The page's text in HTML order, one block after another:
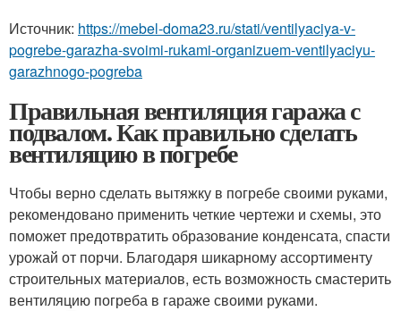
Источник: https://mebel-doma23.ru/stati/ventilyaciya-v-
pogrebe-garazha-svoimi-rukami-organizuem-ventilyaciyu-
garazhnogo-pogreba
Правильная вентиляция гаража с
подвалом. Как правильно сделать
вентиляцию в погребе
Чтобы верно сделать вытяжку в погребе своими руками,
рекомендовано применить четкие чертежи и схемы, это
поможет предотвратить образование конденсата, спасти
урожай от порчи. Благодаря шикарному ассортименту
строительных материалов, есть возможность смастерить
вентиляцию погреба в гараже своими руками.